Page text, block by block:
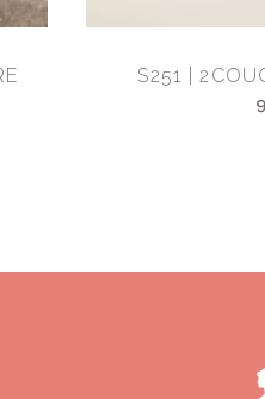
S251 |